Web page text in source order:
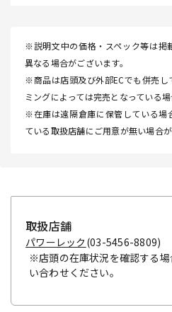
※説明文中の価格・スペック等は掲
異なる場合がございます。
※商品は店頭及び外部ECでも併売し
ミングによっては完売となっている場
※在庫は遠隔倉庫に保管している場
ている取扱店舗にご用意が無い場合が
取扱店舗
パワーレック (03-5456-8809)
※店頭の在庫状況を確認する
い合わせください。